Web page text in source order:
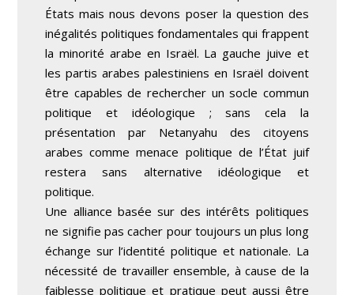
États mais nous devons poser la question des
inégalités politiques fondamentales qui frappent
la minorité arabe en Israël. La gauche juive et
les partis arabes palestiniens en Israël doivent
être capables de rechercher un socle commun
politique et idéologique ; sans cela la
présentation par Netanyahu des citoyens
arabes comme menace politique de l’État juif
restera sans alternative idéologique et
politique.
Une alliance basée sur des intérêts politiques
ne signifie pas cacher pour toujours un plus long
échange sur l’identité politique et nationale. La
nécessité de travailler ensemble, à cause de la
faiblesse politique et pratique peut aussi être